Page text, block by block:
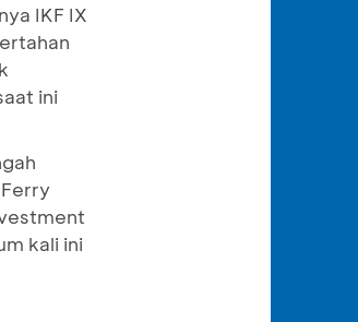
IKF IX
ini
kali ini